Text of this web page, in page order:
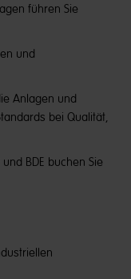
führen Sie
und
Anlagen und
bei Qualität,
BDE buchen Sie